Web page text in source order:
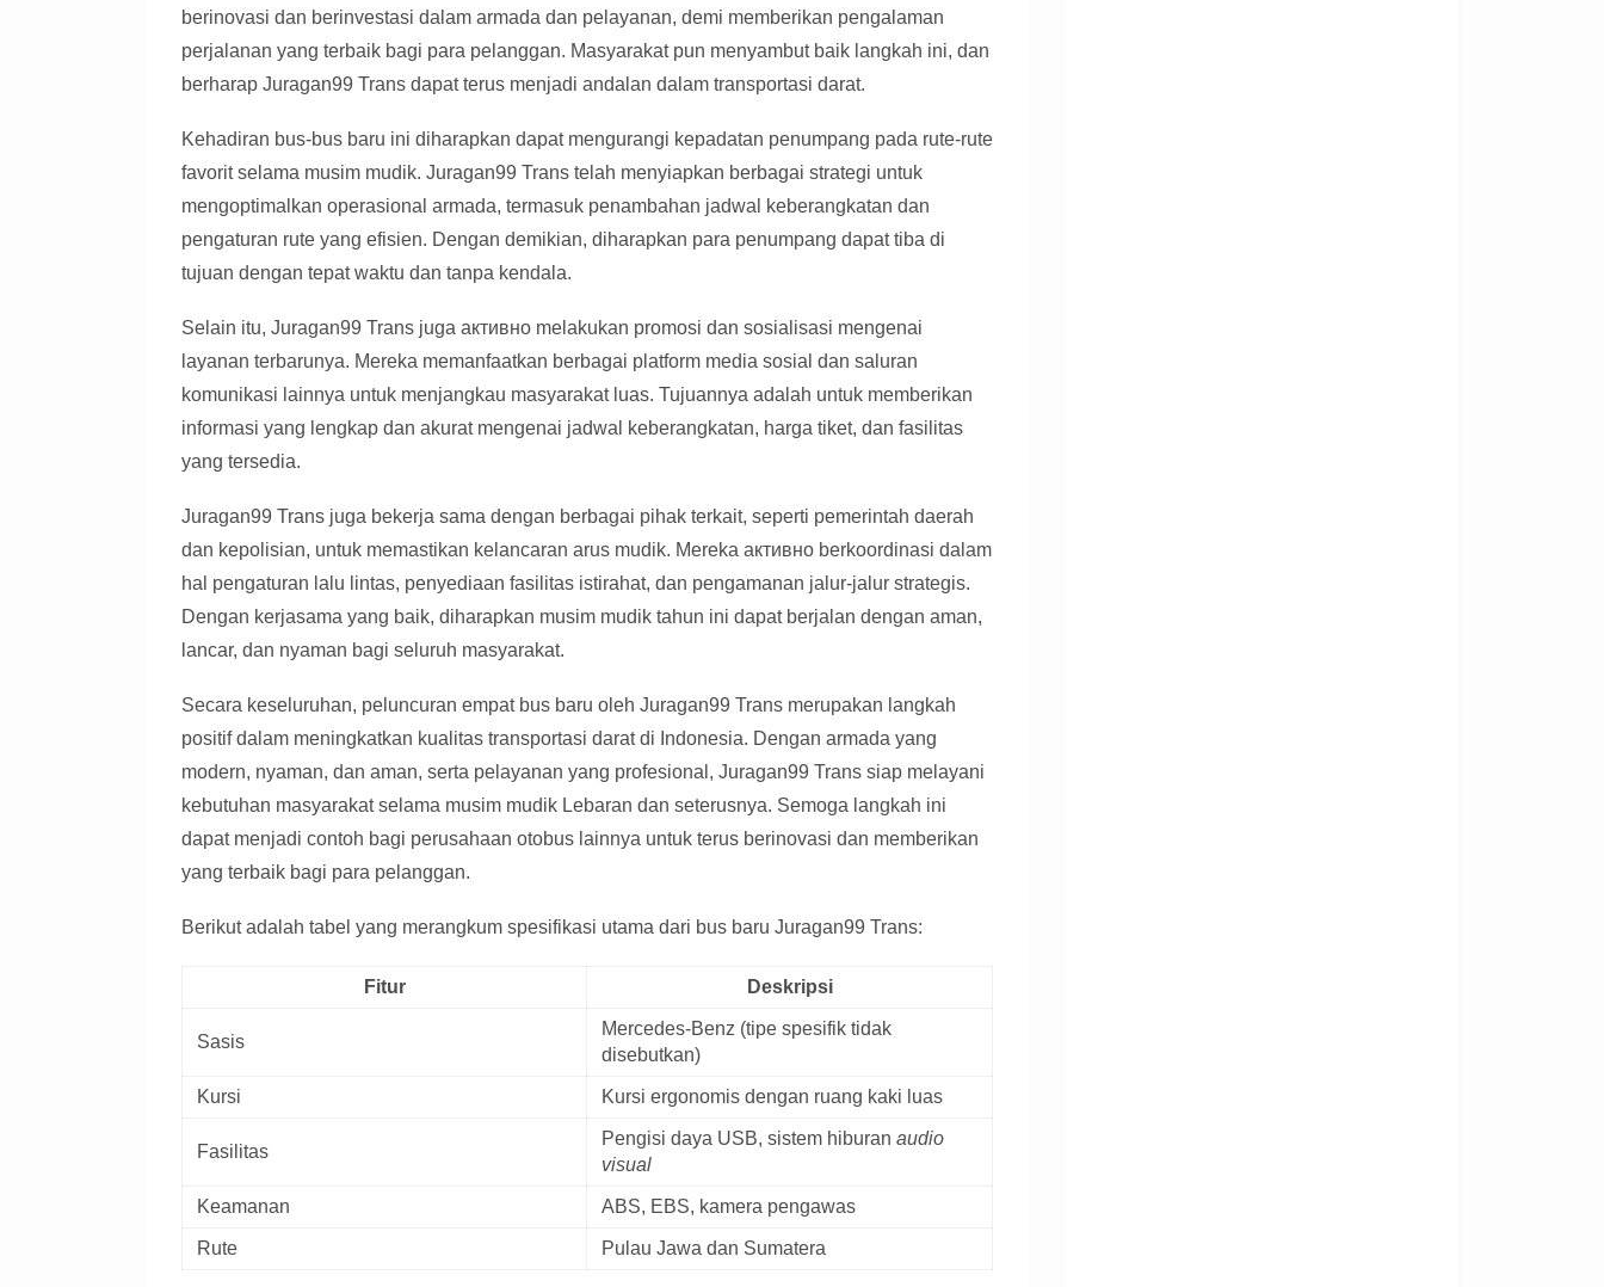
berinovasi dan berinvestasi dalam armada dan pelayanan, demi memberikan pengalaman
perjalanan yang terbaik bagi para pelanggan. Masyarakat pun menyambut baik langkah ini, dan
berharap Juragan99 Trans dapat terus menjadi andalan dalam transportasi darat.
Kehadiran bus-bus baru ini diharapkan dapat mengurangi kepadatan penumpang pada rute-rute
favorit selama musim mudik. Juragan99 Trans telah menyiapkan berbagai strategi untuk
mengoptimalkan operasional armada, termasuk penambahan jadwal keberangkatan dan
pengaturan rute yang efisien. Dengan demikian, diharapkan para penumpang dapat tiba di
tujuan dengan tepat waktu dan tanpa kendala.
Selain itu, Juragan99 Trans juga активно melakukan promosi dan sosialisasi mengenai
layanan terbarunya. Mereka memanfaatkan berbagai platform media sosial dan saluran
komunikasi lainnya untuk menjangkau masyarakat luas. Tujuannya adalah untuk memberikan
informasi yang lengkap dan akurat mengenai jadwal keberangkatan, harga tiket, dan fasilitas
yang tersedia.
Juragan99 Trans juga bekerja sama dengan berbagai pihak terkait, seperti pemerintah daerah
dan kepolisian, untuk memastikan kelancaran arus mudik. Mereka активно berkoordinasi dalam
hal pengaturan lalu lintas, penyediaan fasilitas istirahat, dan pengamanan jalur-jalur strategis.
Dengan kerjasama yang baik, diharapkan musim mudik tahun ini dapat berjalan dengan aman,
lancar, dan nyaman bagi seluruh masyarakat.
Secara keseluruhan, peluncuran empat bus baru oleh Juragan99 Trans merupakan langkah
positif dalam meningkatkan kualitas transportasi darat di Indonesia. Dengan armada yang
modern, nyaman, dan aman, serta pelayanan yang profesional, Juragan99 Trans siap melayani
kebutuhan masyarakat selama musim mudik Lebaran dan seterusnya. Semoga langkah ini
dapat menjadi contoh bagi perusahaan otobus lainnya untuk terus berinovasi dan memberikan
yang terbaik bagi para pelanggan.
Berikut adalah tabel yang merangkum spesifikasi utama dari bus baru Juragan99 Trans:
Fitur Deskripsi
Sasis
Mercedes-Benz (tipe spesifik tidak
disebutkan)
Kursi Kursi ergonomis dengan ruang kaki luas
Fasilitas
Pengisi daya USB, sistem hiburan audio
visual
Keamanan ABS, EBS, kamera pengawas
Rute Pulau Jawa dan Sumatera